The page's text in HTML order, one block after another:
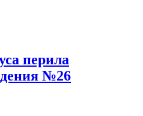
перила
№26